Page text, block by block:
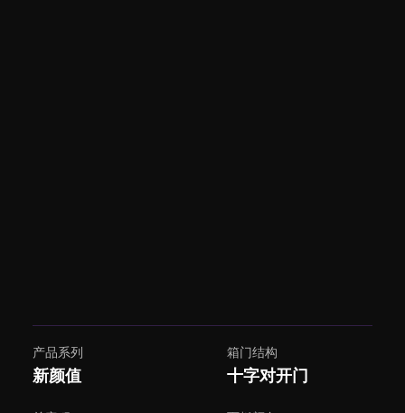
产品系列
新颜值
箱门结构
十字对开门